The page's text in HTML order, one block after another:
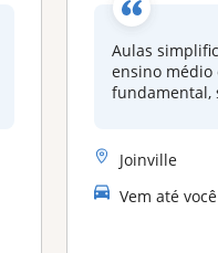
Aulas
ensino médio
fundamental,
Joinville
Vem até você